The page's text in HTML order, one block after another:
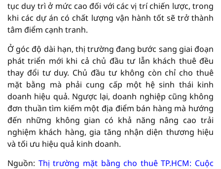
tục duy trì ở mức cao đối với các vị trí chiến lược, trong
khi các dự án có chất lượng vận hành tốt sẽ trở thành
tâm điểm cạnh tranh.
Ở góc độ dài hạn, thị trường đang bước sang giai đoạn
phát triển mới khi cả chủ đầu tư lẫn khách thuê đều
thay đổi tư duy. Chủ đầu tư không còn chỉ cho thuê
mặt bằng mà phải cung cấp một hệ sinh thái kinh
doanh hiệu quả. Ngược lại, doanh nghiệp cũng không
đơn thuần tìm kiếm một địa điểm bán hàng mà hướng
đến những không gian có khả năng nâng cao trải
nghiệm khách hàng, gia tăng nhận diện thương hiệu
và tối ưu hiệu quả kinh doanh.
Nguồn: Thị trường mặt bằng cho thuê TP.HCM: Cuộc